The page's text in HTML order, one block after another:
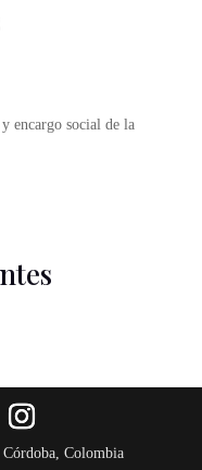
encargo social de la
Colombia